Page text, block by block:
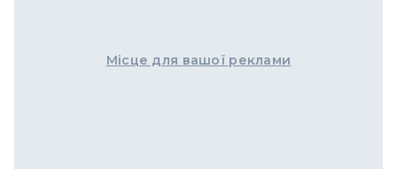
Місце для вашої реклами